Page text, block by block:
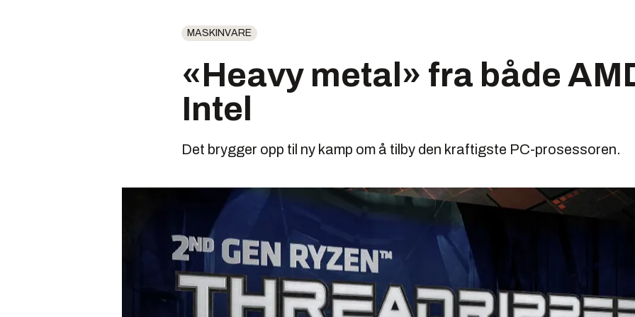
MASKINVARE
«Heavy metal» fra både
Intel
Det brygger opp til ny kamp om å tilby den kraftigste PC-prosessoren.